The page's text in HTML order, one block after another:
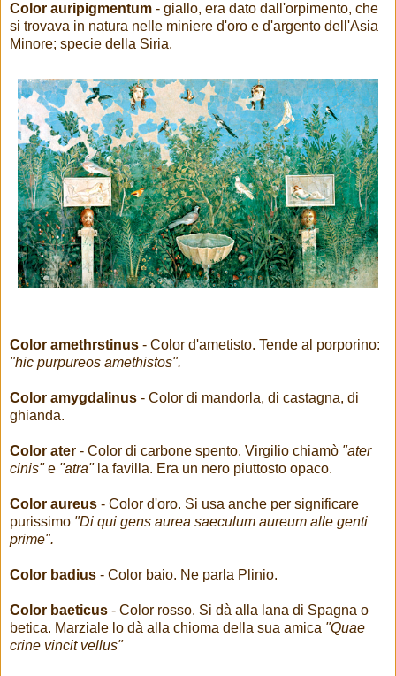
Color auripigmentum - giallo, era dato dall'orpimento, che
si trovava in natura nelle miniere d'oro e d'argento dell'Asia
Minore; specie della Siria.
Color amethrstinus - Color d'ametisto. Tende al porporino:
"hic purpureos amethistos".
Color amygdalinus - Color di mandorla, di castagna, di
ghianda.
Color ater - Color di carbone spento. Virgilio chiamò "ater
cinis"e "atra"la favilla. Era un nero piuttosto opaco.
Color aureus - Color d'oro. Si usa anche per significare
purissimo "Di qui gens aurea saeculum aureum alle genti
prime".
Color badius - Color baio. Ne parla Plinio.
Color baeticus - Color rosso. Si dà alla lana di Spagna o
betica. Marziale lo dà alla chioma della sua amica "Quae
crine vincit vellus"